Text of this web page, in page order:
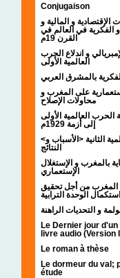
Conjugaison
الإقتصادية و المالية و
و الفكرية في العالم في
القرن 19م
و اندلاع الحرب
العالمية الأولى
بالمشرق العربي
على المغرب و
محاولات الإصلاح
الحرب العالمية الأولى
إلى أزمة 1929م
<الحرب العالمية الثانية <الأسباب و
النتائج
بالمغرب و الإستغلال
الإستعماري
المغرب من أجل تحقيق
الوحدة الترابية
و التحديات الراهنة
Le Dernier jour
livre audio (Version
Le roman à thèse
Le dormeur du val;
étude